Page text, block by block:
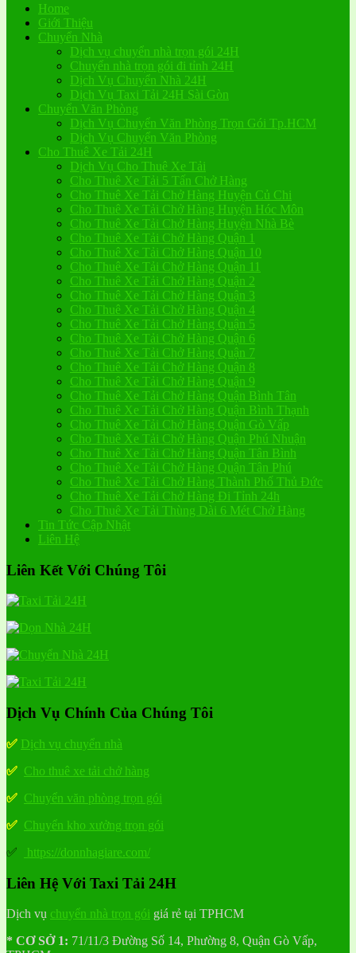
Home
Giới Thiệu
Chuyển Nhà
Dịch vụ chuyển nhà trọn gói 24H
Chuyển nhà trọn gói đi tỉnh 24H
Dịch Vụ Chuyển Nhà 24H
Dịch Vụ Taxi Tải 24H Sài Gòn
Chuyển Văn Phòng
Dịch Vụ Chuyển Văn Phòng Trọn Gói Tp.HCM
Dịch Vụ Chuyển Văn Phòng
Cho Thuê Xe Tải 24H
Dịch Vụ Cho Thuê Xe Tải
Cho Thuê Xe Tải 5 Tấn Chở Hàng
Cho Thuê Xe Tải Chở Hàng Huyện Củ Chi
Cho Thuê Xe Tải Chở Hàng Huyện Hóc Môn
Cho Thuê Xe Tải Chở Hàng Huyện Nhà Bè
Cho Thuê Xe Tải Chở Hàng Quận 1
Cho Thuê Xe Tải Chở Hàng Quận 10
Cho Thuê Xe Tải Chở Hàng Quận 11
Cho Thuê Xe Tải Chở Hàng Quận 2
Cho Thuê Xe Tải Chở Hàng Quận 3
Cho Thuê Xe Tải Chở Hàng Quận 4
Cho Thuê Xe Tải Chở Hàng Quận 5
Cho Thuê Xe Tải Chở Hàng Quận 6
Cho Thuê Xe Tải Chở Hàng Quận 7
Cho Thuê Xe Tải Chở Hàng Quận 8
Cho Thuê Xe Tải Chở Hàng Quận 9
Cho Thuê Xe Tải Chở Hàng Quận Bình Tân
Cho Thuê Xe Tải Chở Hàng Quận Bình Thạnh
Cho Thuê Xe Tải Chở Hàng Quận Gò Vấp
Cho Thuê Xe Tải Chở Hàng Quận Phú Nhuận
Cho Thuê Xe Tải Chở Hàng Quận Tân Bình
Cho Thuê Xe Tải Chở Hàng Quận Tân Phú
Cho Thuê Xe Tải Chở Hàng Thành Phố Thủ Đức
Cho Thuê Xe Tải Chở Hàng Đi Tỉnh 24h
Cho Thuê Xe Tải Thùng Dài 6 Mét Chở Hàng
Tin Tức Cập Nhật
Liên Hệ
Liên Kết Với Chúng Tôi
Dịch Vụ Chính Của Chúng Tôi
✅ Dịch vụ chuyển nhà
✅ Cho thuê xe tải chở hàng
✅ Chuyển văn phòng trọn gói
✅ Chuyển kho xưởng trọn gói
✅
https://donnhagiare.com/
Liên Hệ Với Taxi Tải 24H
Dịch vụ chuyển nhà trọn gói giá rẻ tại TPHCM
* CƠ SỞ 1: 71/11/3 Đường Số 14, Phường 8, Quận Gò Vấp,